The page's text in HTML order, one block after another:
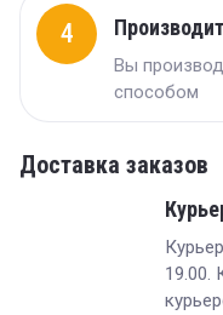
4
Вы
способом
Доставка заказов
19.00.